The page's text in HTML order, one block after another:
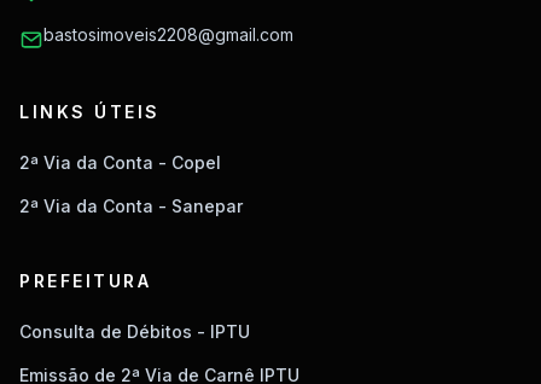
bastosimoveis2208@gmail.com
LINKS ÚTEIS
2ª Via da Conta - Copel
2ª Via da Conta - Sanepar
PREFEITURA
Consulta de Débitos - IPTU
Emissão de 2ª Via de Carnê IPTU